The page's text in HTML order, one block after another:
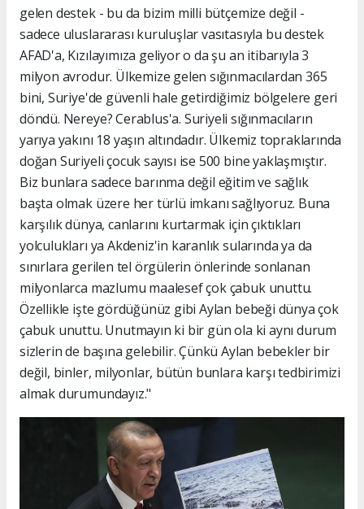
gelen destek - bu da bizim milli bütçemize değil -
sadece uluslararası kuruluşlar vasıtasıyla bu destek
AFAD'a, Kızılayımıza geliyor o da şu an itibarıyla 3
milyon avrodur. Ülkemize gelen sığınmacılardan 365
bini, Suriye'de güvenli hale getirdiğimiz bölgelere geri
döndü. Nereye? Cerablus'a. Suriyeli sığınmacıların
yarıya yakını 18 yaşın altındadır. Ülkemiz topraklarında
doğan Suriyeli çocuk sayısı ise 500 bine yaklaşmıştır.
Biz bunlara sadece barınma değil eğitim ve sağlık
başta olmak üzere her türlü imkanı sağlıyoruz. Buna
karşılık dünya, canlarını kurtarmak için çıktıkları
yolculukları ya Akdeniz'in karanlık sularında ya da
sınırlara gerilen tel örgülerin önlerinde sonlanan
milyonlarca mazlumu maalesef çok çabuk unuttu.
Özellikle işte gördüğünüz gibi Aylan bebeği dünya çok
çabuk unuttu. Unutmayın ki bir gün ola ki aynı durum
sizlerin de başına gelebilir. Çünkü Aylan bebekler bir
değil, binler, milyonlar, bütün bunlara karşı tedbirimizi
almak durumundayız."